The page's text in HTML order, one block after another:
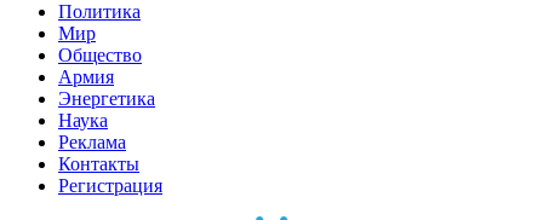
Политика
Мир
Общество
Армия
Энергетика
Наука
Реклама
Контакты
Регистрация